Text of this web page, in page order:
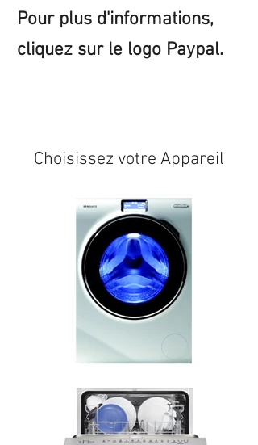
Pour plus d'informations,
cliquez sur le logo Paypal.
Choisissez votre Appareil